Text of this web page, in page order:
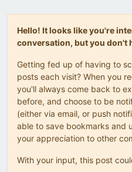
Hello! It looks like you're
conversation, but you don't
Getting fed up of having to
posts each visit? When you
you'll always come back to
before, and choose to be
(either via email, or push
able to save bookmarks and
your appreciation to other
With your input, this post